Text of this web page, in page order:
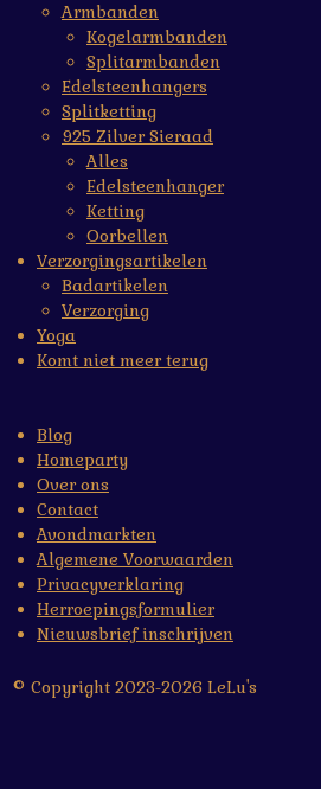
Armbanden
Kogelarmbanden
Splitarmbanden
Edelsteenhangers
Splitketting
925 Zilver Sieraad
Alles
Edelsteenhanger
Ketting
Oorbellen
Verzorgingsartikelen
Badartikelen
Verzorging
Yoga
Komt niet meer terug
Blog
Homeparty
Over ons
Contact
Avondmarkten
Algemene Voorwaarden
Privacyverklaring
Herroepingsformulier
Nieuwsbrief inschrijven
© Copyright 2023-2026 LeLu's